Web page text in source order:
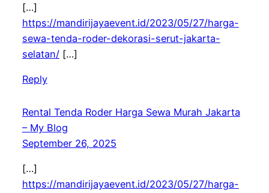
[…]
https://mandirijayaevent.id/2023/05/27/harga-
sewa-tenda-roder-dekorasi-serut-jakarta-
selatan/[…]
Reply
Rental Tenda Roder Harga Sewa Murah Jakarta
– My Blog
September 26, 2025
[…]
https://mandirijayaevent.id/2023/05/27/harga-